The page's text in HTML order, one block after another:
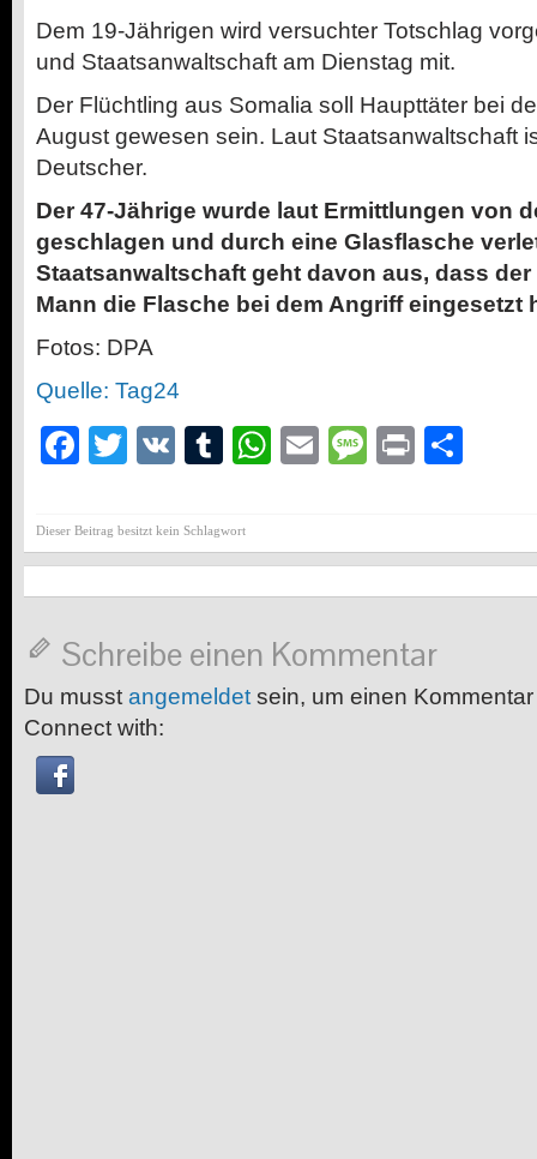
Dem 19-Jährigen wird versuchter Totschlag
und Staatsanwaltschaft am Dienstag mit.
Der Flüchtling aus Somalia soll Haupttäter bei
August gewesen sein. Laut Staatsanwaltschaft
Deutscher.
Der 47-Jährige wurde laut Ermittlungen von
geschlagen und durch eine Glasflasche
Staatsanwaltschaft geht davon aus, dass
Mann die Flasche bei dem Angriff eingesetzt
Fotos: DPA
Quelle: Tag24
Facebook
Twitter
VK Tumblr
WhatsApp
EmailMessage
Print
Dieser Beitrag besitzt kein Schlagwort
Schreibe einen Kommentar
Du musst angemeldet sein, um einen
Connect with: